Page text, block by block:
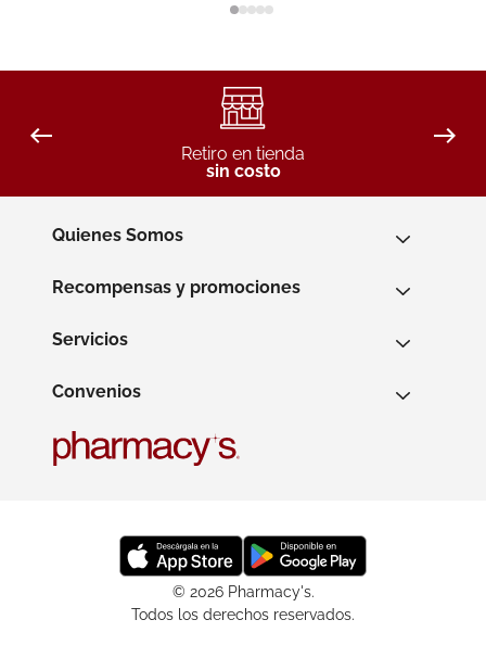
Retiro en tienda
sin costo
Quienes Somos
Recompensas y promociones
Servicios
Convenios
© 2026 Pharmacy's.
Todos los derechos reservados.